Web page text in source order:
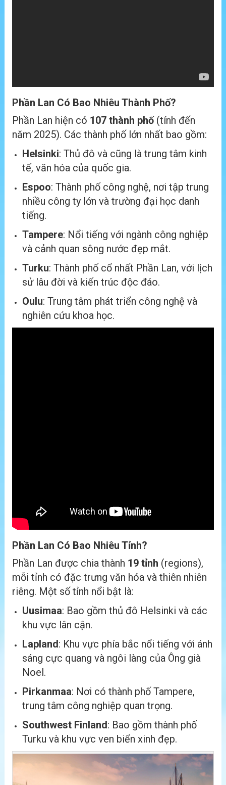
Phần Lan Có Bao Nhiêu Thành Phố?
Phần Lan hiện có 107 thành phố(tính đến
năm 2025). Các thành phố lớn nhất bao gồm:
Helsinki: Thủ đô và cũng là trung tâm kinh
tế, văn hóa của quốc gia.
Espoo: Thành phố công nghệ, nơi tập trung
nhiều công ty lớn và trường đại học danh
tiếng.
Tampere: Nổi tiếng với ngành công nghiệp
và cảnh quan sông nước đẹp mắt.
Turku: Thành phố cổ nhất Phần Lan, với lịch
sử lâu đời và kiến trúc độc đáo.
Oulu: Trung tâm phát triển công nghệ và
nghiên cứu khoa học.
Phần Lan Có Bao Nhiêu Tỉnh?
Phần Lan được chia thành 19 tỉnh (regions),
mỗi tỉnh có đặc trưng văn hóa và thiên nhiên
riêng. Một số tỉnh nổi bật là:
Uusimaa: Bao gồm thủ đô Helsinki và các
khu vực lân cận.
Lapland: Khu vực phía bắc nổi tiếng với ánh
sáng cực quang và ngôi làng của Ông già
Noel.
Pirkanmaa: Nơi có thành phố Tampere,
trung tâm công nghiệp quan trọng.
Southwest Finland: Bao gồm thành phố
Turku và khu vực ven biển xinh đẹp.